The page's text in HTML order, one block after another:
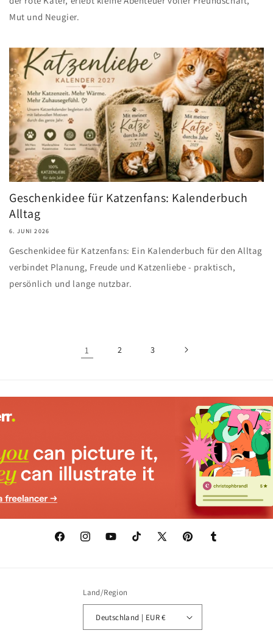
Mut und Neugier.
Geschenkidee für Katzenfans: Kalenderbuch
Alltag
6. JUNI 2026
Geschenkidee für Katzenfans: Ein Kalenderbuch für den Alltag
verbindet Planung, Freude und Katzenliebe - praktisch,
persönlich und lange nutzbar.
1 2 3
FacebookInstagramYouTubeTikTok
X
PinterestTumblr
Land/Region
Deutschland | EUR €